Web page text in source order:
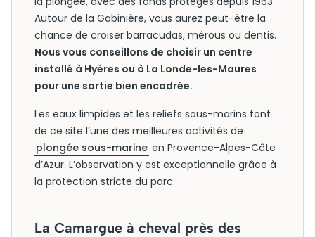
Autour de la Gabinière, vous aurez peut-être la
chance de croiser barracudas, mérous ou dentis.
Nous vous conseillons de choisir un centre
installé à Hyères ou à La Londe-les-Maures
pour une sortie bien encadrée.
Les eaux limpides et les reliefs sous-marins font
de ce site l’une des meilleures activités de
plongée sous-marine en Provence-Alpes-Côte
d’Azur. L’observation y est exceptionnelle grâce à
la protection stricte du parc.
La Camargue à cheval près des